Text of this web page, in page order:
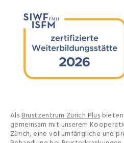
AlsBrustzentrum Zürich Plusbieten
gemeinsam mit unserem
Zürich, eine vollumfängliche und